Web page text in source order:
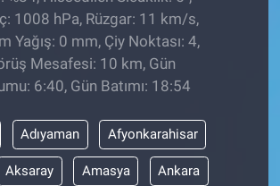
1008 hPa, Rüzgar: 11 km/s,
Yağış: 0 mm, Çiy Noktası: 4,
Mesafesi: 10 km, Gün
6:40, Gün Batımı: 18:54
Adıyaman Afyonkarahisar
Aksaray Amasya Ankara